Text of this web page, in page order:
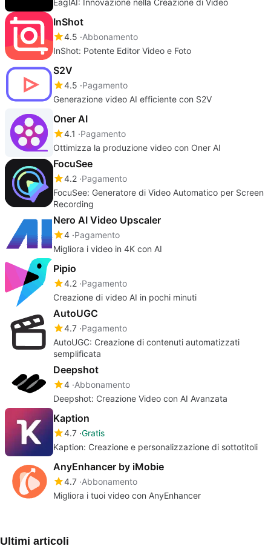
InShot
4.5 Abbonamento
InShot: Potente Editor Video e Foto
S2V
4.5 Pagamento
Generazione video AI efficiente con S2V
Oner AI
4.1
Pagamento
Ottimizza la produzione video con Oner AI
FocuSee
4.2 Pagamento
FocuSee: Generatore di Video Automatico per Screen
Recording
Nero AI Video Upscaler
4 Pagamento
Migliora i video in 4K con AI
Pipio
4.2 Pagamento
Creazione di video AI in pochi minuti
AutoUGC
4.7 Pagamento
AutoUGC: Creazione di contenuti automatizzati
semplificata
Deepshot
4 Abbonamento
Deepshot: Creazione Video con AI Avanzata
Kaption
4.7 Gratis
Kaption: Creazione e personalizzazione di sottotitoli
AnyEnhancer by iMobie
4.7 Abbonamento
Migliora i tuoi video con AnyEnhancer
Ultimi articoli